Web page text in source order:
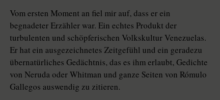
Vom ersten Moment an fiel mir auf, dass er ein
begnadeter Erzähler war. Ein echtes Produkt der
turbulenten und schöpferischen Volkskultur Venezuelas.
Er hat ein ausgezeichnetes Zeitgefühl und ein geradezu
übernatürliches Gedächtnis, das es ihm erlaubt, Gedichte
von Neruda oder Whitman und ganze Seiten von Rómulo
Gallegos auswendig zu zitieren.